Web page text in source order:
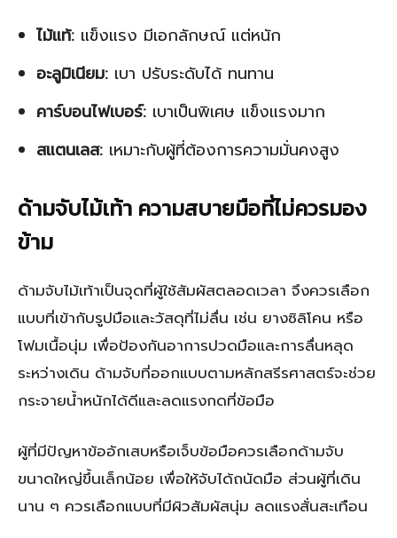
ไม้แท้: แข็งแรง มีเอกลักษณ์ แต่หนัก
อะลูมิเนียม: เบา ปรับระดับได้ ทนทาน
คาร์บอนไฟเบอร์: เบาเป็นพิเศษ แข็งแรงมาก
สแตนเลส: เหมาะกับผู้ที่ต้องการความมั่นคงสูง
ด้ามจับไม้เท้า ความสบายมือที่ไม่ควรมอง
ข้าม
ด้ามจับไม้เท้าเป็นจุดที่ผู้ใช้สัมผัสตลอดเวลา จึงควรเลือก
แบบที่เข้ากับรูปมือและวัสดุที่ไม่ลื่น เช่น ยางซิลิโคน หรือ
โฟมเนื้อนุ่ม เพื่อป้องกันอาการปวดมือและการลื่นหลุด
ระหว่างเดิน ด้ามจับที่ออกแบบตามหลักสรีรศาสตร์จะช่วย
กระจายน้ำหนักได้ดีและลดแรงกดที่ข้อมือ
ผู้ที่มีปัญหาข้ออักเสบหรือเจ็บข้อมือควรเลือกด้ามจับ
ขนาดใหญ่ขึ้นเล็กน้อย เพื่อให้จับได้ถนัดมือ ส่วนผู้ที่เดิน
นาน ๆ ควรเลือกแบบที่มีผิวสัมผัสนุ่ม ลดแรงสั่นสะเทือน